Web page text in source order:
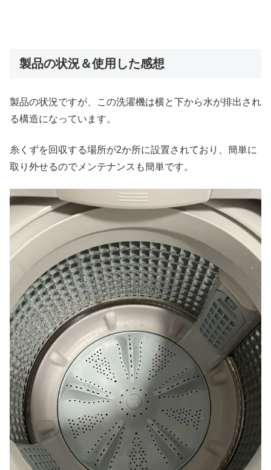
製品の状況＆使用した感想
製品の状況ですが、この洗濯機は横と下から水が排出され
る構造になっています。
糸くずを回収する場所が2か所に設置されており、簡単に
取り外せるのでメンテナンスも簡単です。